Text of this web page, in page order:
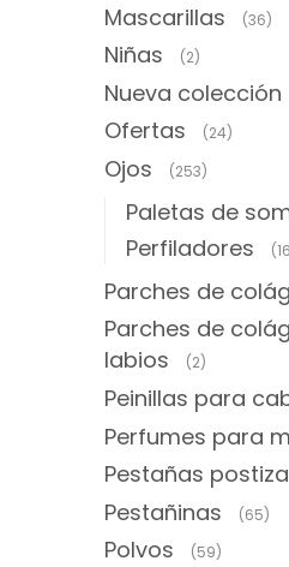
Mascarillas (36)
Niñas (2)
Nueva colección
Ofertas (24)
Ojos (253)
Paletas de
Perfiladores
Parches de
Parches de
labios
(2)
Peinillas para
Perfumes para
Pestañas
Pestañinas (65)
Polvos (59)